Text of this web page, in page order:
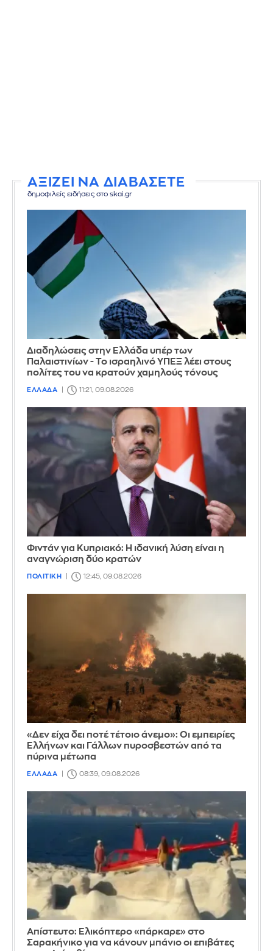
ΑΞΙΖΕΙ ΝΑ ΔΙΑΒΑΣΕΤΕ
δημοφιλείς ειδήσεις στο skai.gr
Διαδηλώσεις στην Ελλάδα υπέρ των
Παλαιστινίων - Το ισραηλινό ΥΠΕΞ λέει στους
πολίτες του να κρατούν χαμηλούς τόνους
ΕΛΛΑΔΑ 11:21, 09.08.2026
Φιντάν για Κυπριακό: Η ιδανική λύση είναι η
αναγνώριση δύο κρατών
ΠΟΛΙΤΙΚΗ 12:45, 09.08.2026
«Δεν είχα δει ποτέ τέτοιο άνεμο»: Οι εμπειρίες
Ελλήνων και Γάλλων πυροσβεστών από τα
πύρινα μέτωπα
ΕΛΛΑΔΑ 08:39, 09.08.2026
Απίστευτο: Ελικόπτερο «πάρκαρε» στο
Σαρακήνικο για να κάνουν μπάνιο οι επιβάτες